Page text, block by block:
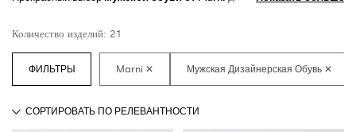
сайте, подобрать идеальный образ для любого случая будет
невероятно просто.
Количество изделий: 21